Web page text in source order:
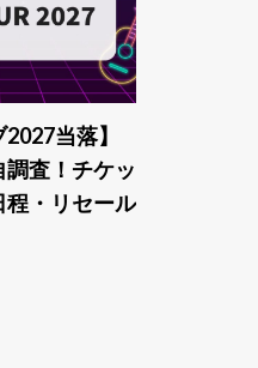
当落】
査！チケッ
程・リセール